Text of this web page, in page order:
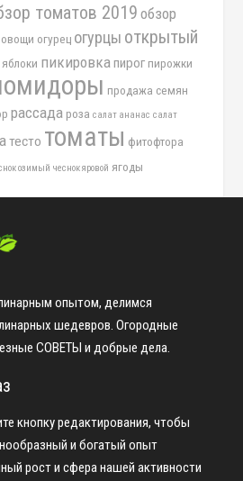
томатов 2019обзор
овощи огурец огурцы открытый
пикировка пирог пирожки
продажа семян
рассада роза салат ананас салат
тесто томаты фитофтора
озимый чеснок яровой ягоды
опытом, делимся
шедевров. Огородные
СОВЕТЫ и добрые дела.
кнопку редактирования, чтобы
и богатый опыт
рост и сфера нашей активности